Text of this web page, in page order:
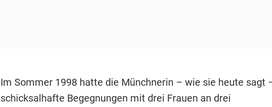
Im Sommer 1998 hatte die Münchnerin – wie sie heute sagt
schicksalhafte Begegnungen mit drei Frauen an drei